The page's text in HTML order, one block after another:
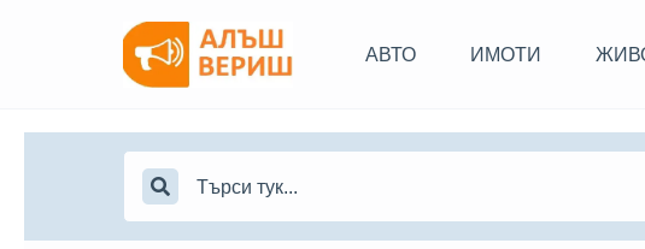
АВТО ИМОТИ